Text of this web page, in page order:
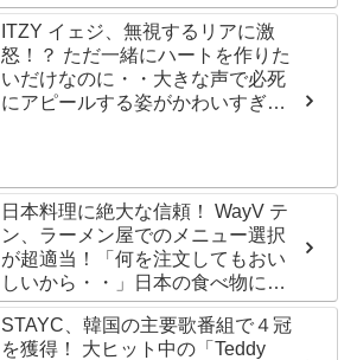
手会・・・リリースイベントあれ
これを紹介
ITZY イェジ、無視するリアに激
怒！？ ただ一緒にハートを作りた
いだけなのに・・大きな声で必死
にアピールする姿がかわいすぎる
日本料理に絶大な信頼！ WayV テ
ン、ラーメン屋でのメニュー選択
が超適当！「何を注文してもおい
しいから・・」日本の食べ物に関
する持論を明かす
STAYC、韓国の主要歌番組で４冠
を獲得！ 大ヒット中の「Teddy